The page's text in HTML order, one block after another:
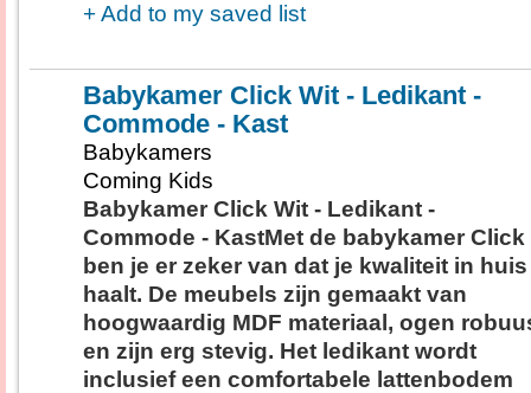
+ Add to my saved list
Babykamer Click Wit - Ledikant -
Commode - Kast
Babykamers
Coming Kids
Babykamer Click Wit - Ledikant -
Commode - KastMet de babykamer Click
ben je er zeker van dat je kwaliteit in huis
haalt. De meubels zijn gemaakt van
hoogwaardig MDF materiaal, ogen
en zijn erg stevig. Het ledikant wordt
inclusief een comfortabele lattenbodem